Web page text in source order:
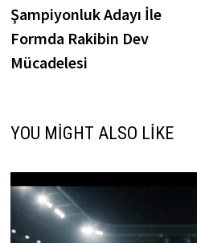
gezinmesipost:
Şampiyonluk Adayı İle
Formda Rakibin Dev
Mücadelesi
YOU MIGHT ALSO LIKE